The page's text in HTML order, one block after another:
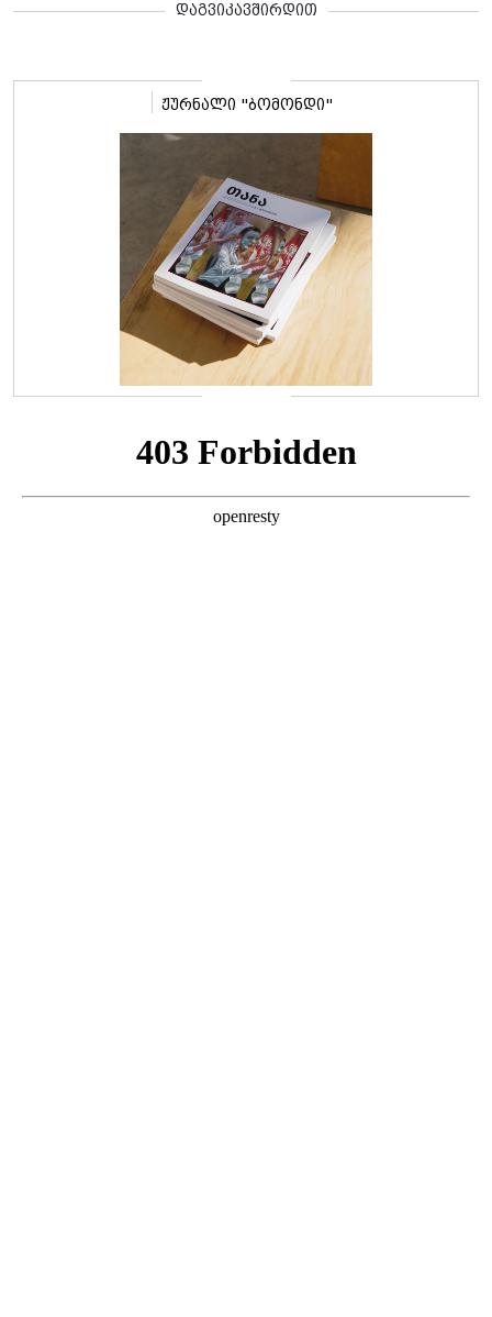
დაგვიკავშირდით
ჟურნალი "ბომონდი"